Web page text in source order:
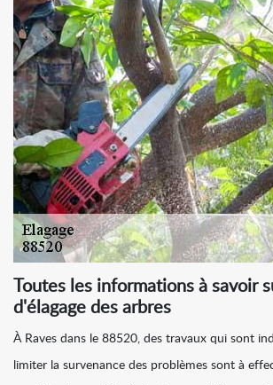
Toutes les informations à savoir
d'élagage des arbres
À Raves dans le 88520, des travaux qui sont
limiter la survenance des problèmes sont à